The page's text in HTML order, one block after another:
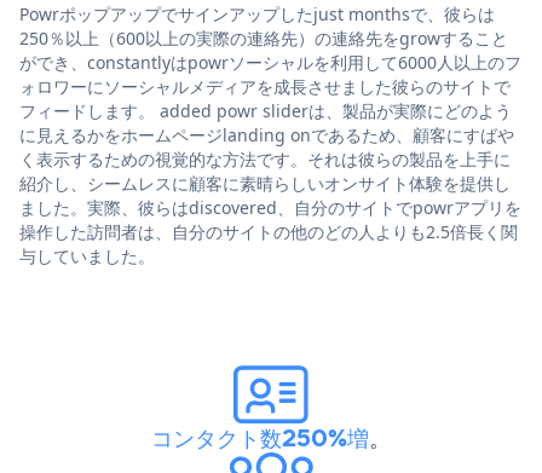
Powrポップアップでサインアップしたjust monthsで、彼らは
250％以上（600以上の実際の連絡先）の連絡先をgrowすること
ができ、constantlyはpowrソーシャルを利用して6000人以上のフ
ォロワーにソーシャルメディアを成長させました彼らのサイトで
フィードします。 added powr sliderは、製品が実際にどのよう
に見えるかをホームページlanding onであるため、顧客にすばや
く表示するための視覚的な方法です。それは彼らの製品を上手に
紹介し、シームレスに顧客に素晴らしいオンサイト体験を提供し
ました。実際、彼らはdiscovered、自分のサイトでpowrアプリを
操作した訪問者は、自分のサイトの他のどの人よりも2.5倍長く関
与していました。
コンタクト数250%増。